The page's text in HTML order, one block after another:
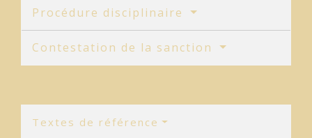
Procédure disciplinaire
Contestation de la sanction
Textes de référence